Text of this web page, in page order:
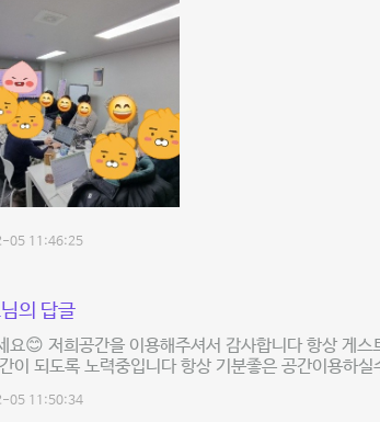
05 11:46:25
의 답글
요😊 저희공간을 이용해주셔서 감사합니다 항상 게
이 되도록 노력중입니다 항상 기분좋은 공간이용하
05 11:50:34